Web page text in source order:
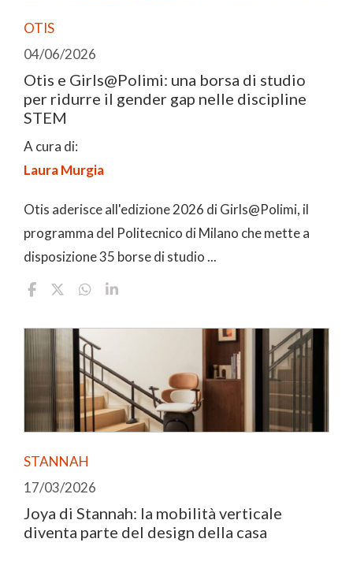
OTIS
04/06/2026
Otis e Girls@Polimi: una borsa di studio
per ridurre il gender gap nelle discipline
STEM
A cura di:
Laura Murgia
Otis aderisce all'edizione 2026 di Girls@Polimi, il
programma del Politecnico di Milano che mette a
disposizione 35 borse di studio ...
STANNAH
17/03/2026
Joya di Stannah: la mobilità verticale
diventa parte del design della casa